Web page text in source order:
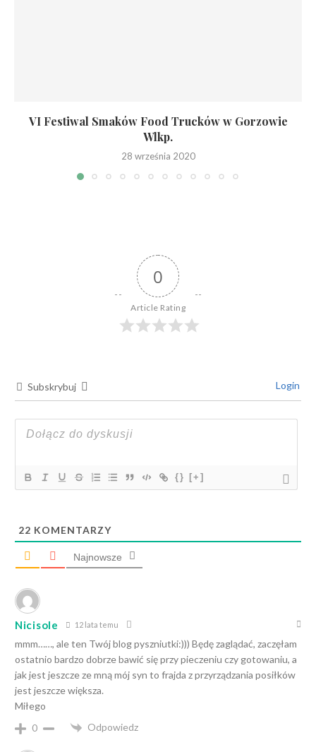
VI Festiwal Smaków Food Trucków w Gorzowie
Wlkp.
28 września 2020
0
Article Rating
Subskrybuj Login
{} [+]
22 KOMENTARZY
Najnowsze
Nicisole 12 lata temu
mmm……, ale ten Twój blog pyszniutki:))) Będę zaglądać, zaczęłam
ostatnio bardzo dobrze bawić się przy pieczeniu czy gotowaniu, a
jak jest jeszcze ze mną mój syn to frajda z przyrządzania posiłków
jest jeszcze większa.
Miłego
0
Odpowiedz